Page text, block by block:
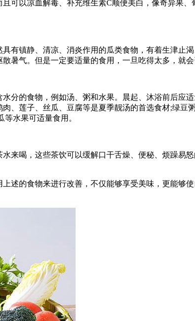
可以凉血解毒、补充维生素C顺便美白，像奇异果
具有镇静、清凉、消炎作用的瓜类食物，有着生津止
暑气。但是一定要适量的食用，一旦吃得太多，就会
分的食物，例如汤、粥和水果。晨起、沐浴前后应
、莲子、丝瓜、豆腐等是夏季靓汤的首选食材;绿豆
水果可适量食用。
来喝，这些茶饮可以缓解口干舌燥、便秘、烦躁易怒
述的食物来进行改善，不仅能够享受美味，更能够